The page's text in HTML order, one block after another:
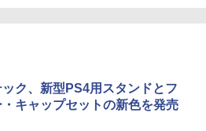
ク、新型PS4用スタンドとフ
・キャップセットの新色を発売